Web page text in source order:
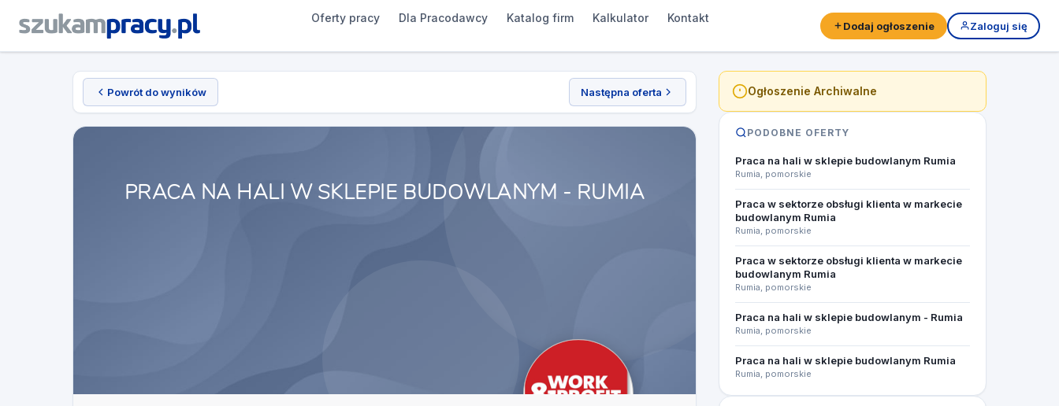
Oferty pracy Dla Pracodawcy Katalog firm Kalkulator Kontakt
Dodaj ogłoszenie Zaloguj się
Powrót do wyników Następna oferta
PRACA NA HALI W SKLEPIE BUDOWLANYM - RUMIA
Ogłoszenie Archiwalne
PODOBNE OFERTY
Praca na hali w sklepie budowlanym Rumia
Rumia, pomorskie
Praca w sektorze obsługi klienta w markecie
budowlanym Rumia
Rumia, pomorskie
Praca w sektorze obsługi klienta w markecie
budowlanym Rumia
Rumia, pomorskie
Praca na hali w sklepie budowlanym - Rumia
Rumia, pomorskie
Praca na hali w sklepie budowlanym Rumia
Rumia, pomorskie